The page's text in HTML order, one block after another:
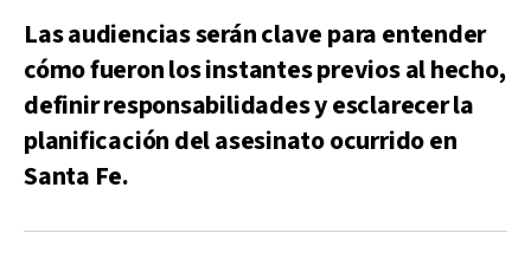
Las audiencias serán clave para entender
cómo fueron los instantes previos al hecho,
definir responsabilidades y esclarecer la
planificación del asesinato ocurrido en
Santa Fe.